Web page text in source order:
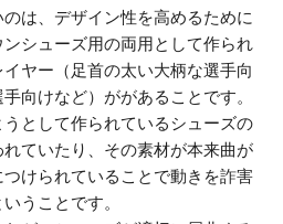
は、デザイン性を高めるために
シューズ用の両用として作られ
ヤー（足首の太い大柄な選手向
向けなど）ががあることです。
として作られているシューズの
ていたり、その素材が本来曲が
けられていることで動きを詐害
うことです。